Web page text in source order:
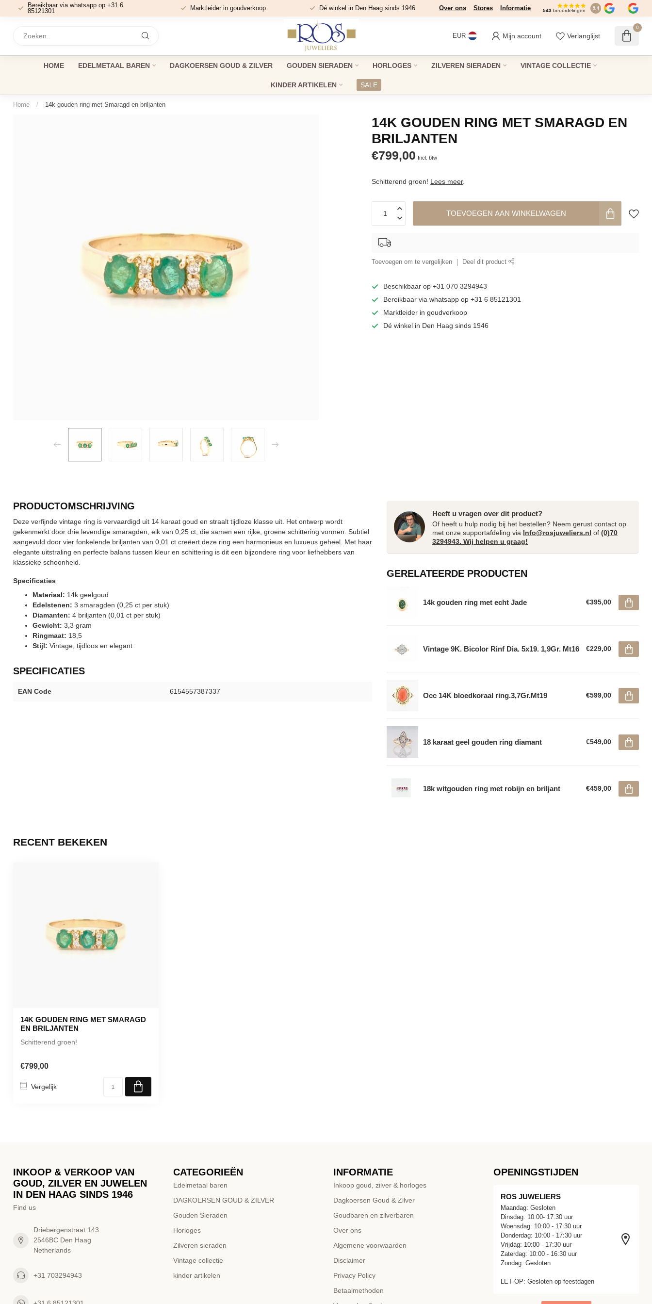
Bereikbaar via whatsapp op +31 6
85121301
Marktleider in goudverkoop Dé winkel in Den Haag sinds 1946 Over ons Stores Informatie 543 beoordelingen 9.4
EUR Mijn account Verlanglijst
0
HOME EDELMETAAL BAREN DAGKOERSEN GOUD & ZILVER GOUDEN SIERADEN HORLOGES ZILVEREN SIERADEN VINTAGE COLLECTIE
KINDER ARTIKELEN SALE
Home / 14k gouden ring met Smaragd en briljanten
14K GOUDEN RING MET SMARAGD EN
BRILJANTEN
€799,00 Incl. btw
Schitterend groen! Lees meer.
TOEVOEGEN AAN WINKELWAGEN
Toevoegen om te vergelijken Deel dit product
Beschikbaar op +31 070 3294943
Bereikbaar via whatsapp op +31 6 85121301
Marktleider in goudverkoop
Dé winkel in Den Haag sinds 1946
PRODUCTOMSCHRIJVING
Deze verfijnde vintage ring is vervaardigd uit 14 karaat goud en straalt tijdloze klasse uit. Het ontwerp wordt
gekenmerkt door drie levendige smaragden, elk van 0,25 ct, die samen een rijke, groene schittering vormen. Subtiel
aangevuld door vier fonkelende briljanten van 0,01 ct creëert deze ring een harmonieus en luxueus geheel. Met haar
elegante uitstraling en perfecte balans tussen kleur en schittering is dit een bijzondere ring voor liefhebbers van
klassieke schoonheid.
Specificaties
Materiaal: 14k geelgoud
Edelstenen: 3 smaragden (0,25 ct per stuk)
Diamanten: 4 briljanten (0,01 ct per stuk)
Gewicht: 3,3 gram
Ringmaat: 18,5
Stijl: Vintage, tijdloos en elegant
SPECIFICATIES
EAN Code 6154557387337
Heeft u vragen over dit product?
Of heeft u hulp nodig bij het bestellen? Neem gerust contact op
met onze supportafdeling via Info@rosjuweliers.nl of (0)70
3294943. Wij helpen u graag!
GERELATEERDE PRODUCTEN
14k gouden ring met echt Jade €395,00
Vintage 9K. Bicolor Rinf Dia. 5x19. 1,9Gr. Mt16 €229,00
Occ 14K bloedkoraal ring.3,7Gr.Mt19 €599,00
18 karaat geel gouden ring diamant €549,00
18k witgouden ring met robijn en briljant €459,00
RECENT BEKEKEN
14K GOUDEN RING MET SMARAGD
EN BRILJANTEN
Schitterend groen!
€799,00
Vergelijk
INKOOP & VERKOOP VAN
GOUD, ZILVER EN JUWELEN
IN DEN HAAG SINDS 1946
Find us
Driebergenstraat 143
2546BC Den Haag
Netherlands
+31 703294943
CATEGORIEËN
Edelmetaal baren
DAGKOERSEN GOUD & ZILVER
Gouden Sieraden
Horloges
Zilveren sieraden
Vintage collectie
kinder artikelen
INFORMATIE
Inkoop goud, zilver & horloges
Dagkoersen Goud & Zilver
Goudbaren en zilverbaren
Over ons
Algemene voorwaarden
Disclaimer
Privacy Policy
Betaalmethoden
OPENINGSTIJDEN
ROS JUWELIERS
Maandag: Gesloten
Dinsdag: 10:00- 17:30 uur
Woensdag: 10:00 - 17:30 uur
Donderdag: 10:00 - 17:30 uur
Vrijdag: 10:00 - 17:30 uur
Zaterdag: 10:00 - 16:30 uur
Zondag: Gesloten
LET OP: Gesloten op feestdagen